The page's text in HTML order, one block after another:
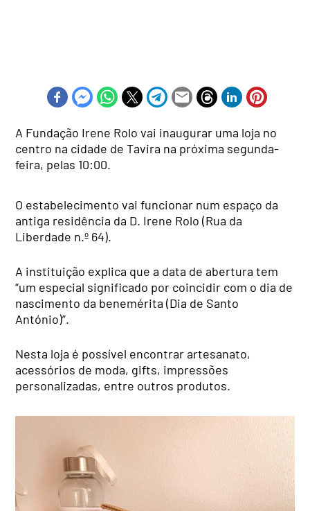
A Fundação Irene Rolo vai inaugurar uma loja no
centro na cidade de Tavira na próxima segunda-
feira, pelas 10:00.
O estabelecimento vai funcionar num espaço da
antiga residência da D. Irene Rolo (Rua da
Liberdade n.º 64).
A instituição explica que a data de abertura tem
“um especial significado por coincidir com o dia de
nascimento da benemérita (Dia de Santo
António)”.
Nesta loja é possível encontrar artesanato,
acessórios de moda, gifts, impressões
personalizadas, entre outros produtos.